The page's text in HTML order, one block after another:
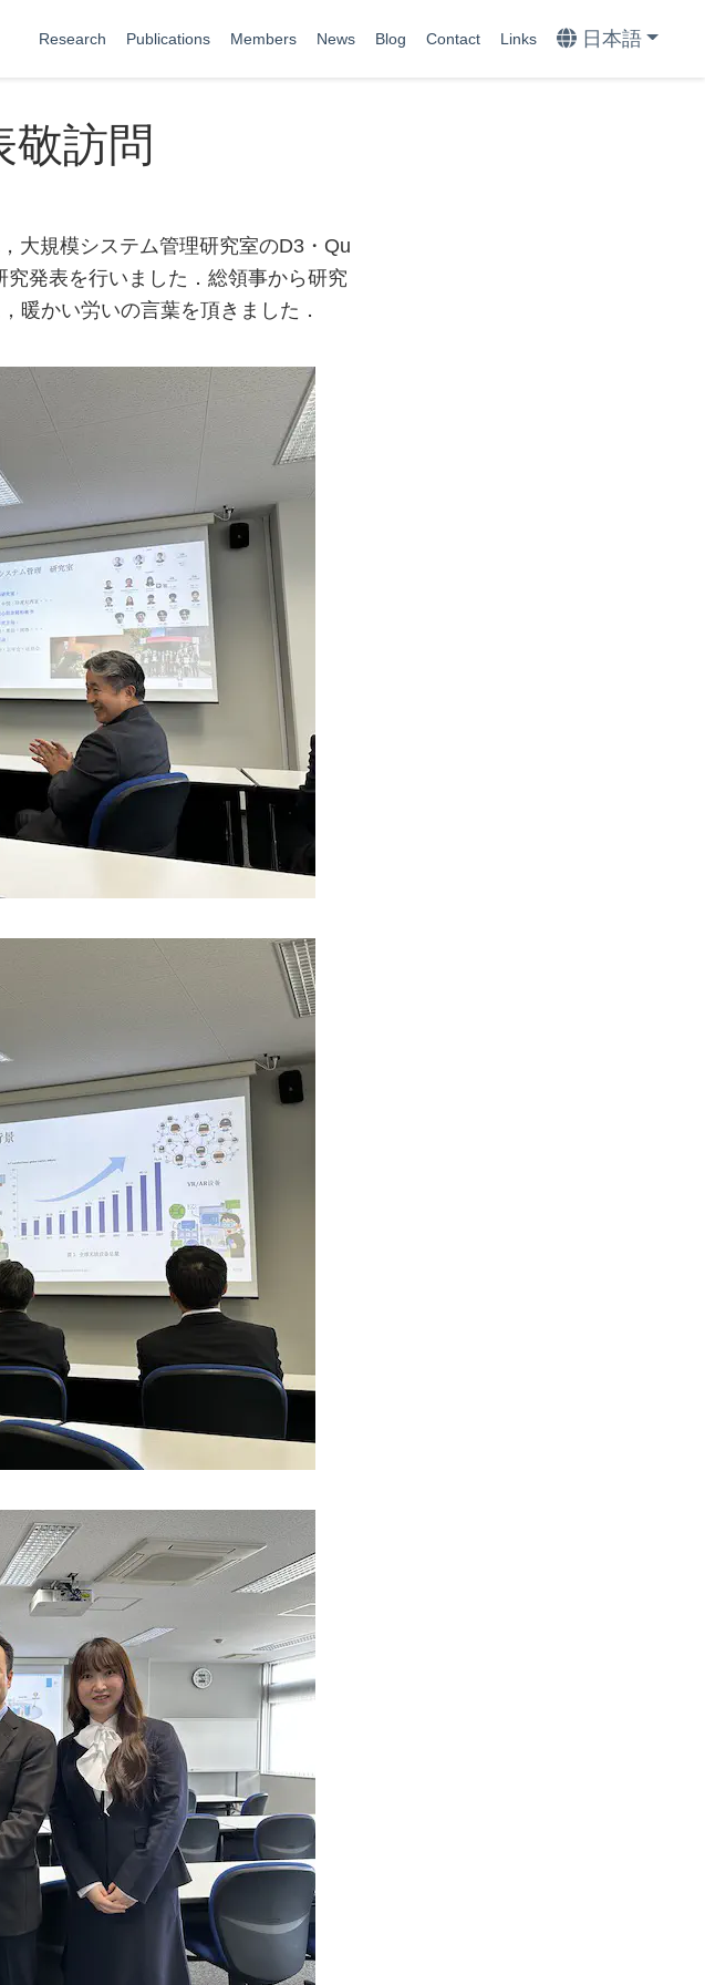
Research Publications Members News Blog Contact Links 日本語
敬訪問
大規模システム管理研究室のD3・Qu
発表を行いました．総領事から研究
暖かい労いの言葉を頂きました．